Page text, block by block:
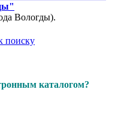
Вологды).
каталогом?